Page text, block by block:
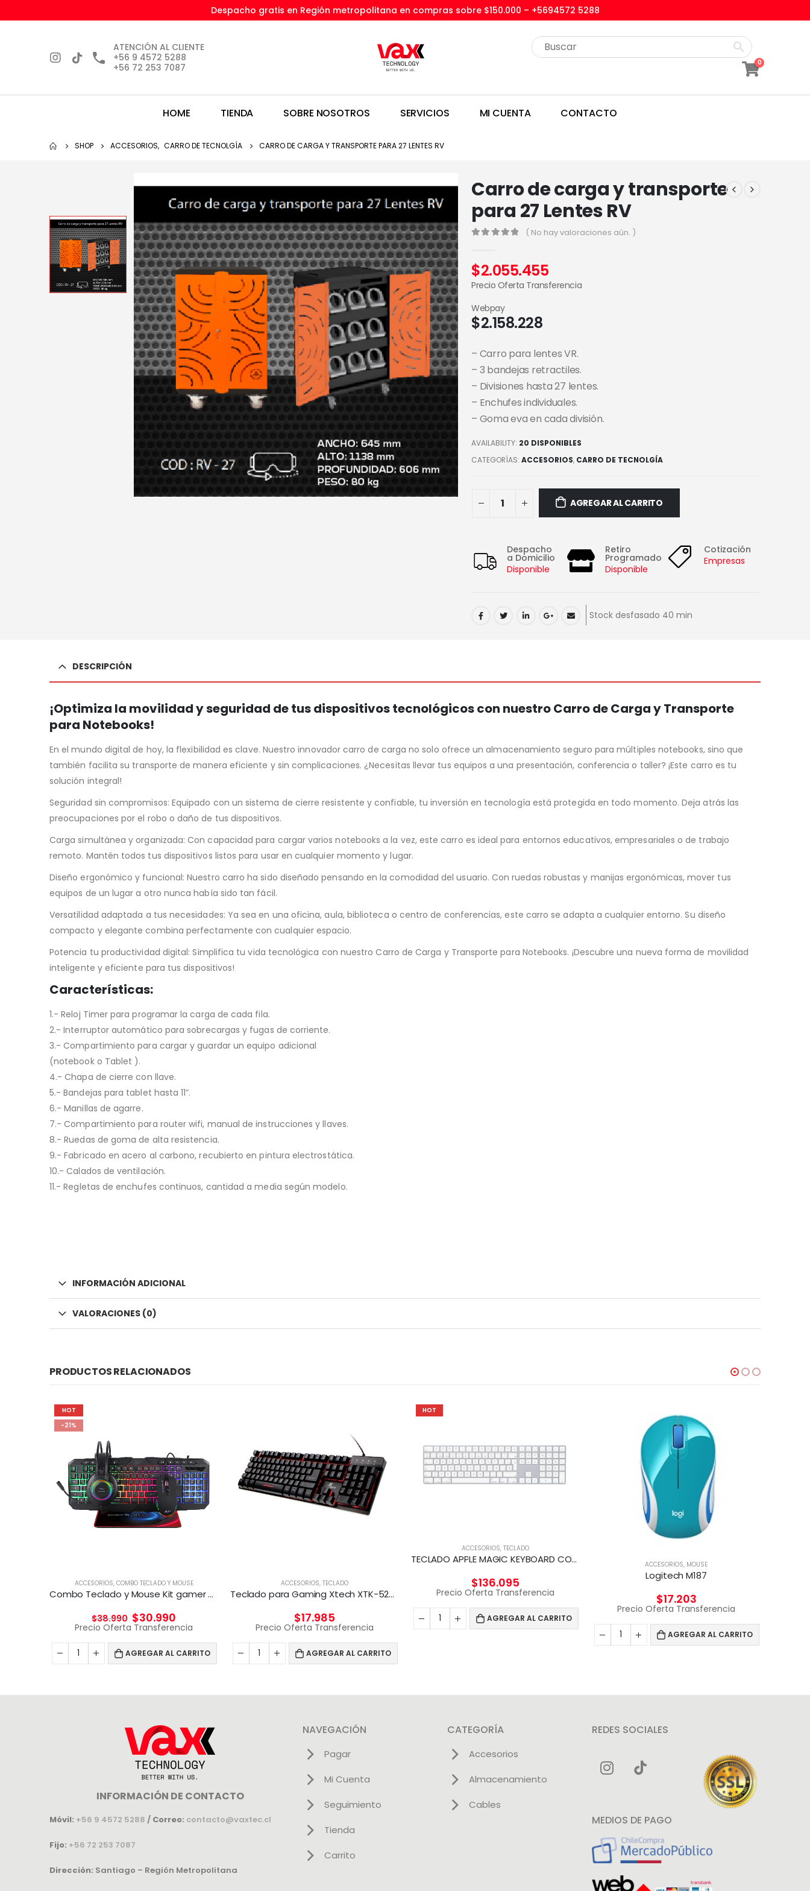
Despacho gratis en Región metropolitana en compras sobre $150.000 – +5694572 5288
ATENCIÓN AL CLIENTE
+56 9 4572 5288
+56 72 253 7087
0
HOME TIENDA SOBRE NOSOTROS SERVICIOS MI CUENTA CONTACTO
SHOP ACCESORIOS, CARRO DE TECNOLGÍA CARRO DE CARGA Y TRANSPORTE PARA 27 LENTES RV
Carro de carga y transporte
para 27 Lentes RV
( No hay valoraciones aún. )
$2.055.455
Precio Oferta Transferencia
$2.158.228
Webpay
– Carro para lentes VR.
– 3 bandejas retractiles.
– Divisiones hasta 27 lentes.
– Enchufes individuales.
– Goma eva en cada división.
AVAILABILITY: 20 DISPONIBLES
CATEGORÍAS: ACCESORIOS, CARRO DE TECNOLGÍA
AGREGAR AL CARRITO
Despacho
a Domicilio
Disponible
Retiro
Programado
Disponible
Cotización
Empresas
Stock desfasado 40 min
DESCRIPCIÓN
¡Optimiza la movilidad y seguridad de tus dispositivos tecnológicos con nuestro Carro de Carga y Transporte
para Notebooks!
En el mundo digital de hoy, la flexibilidad es clave. Nuestro innovador carro de carga no solo ofrece un almacenamiento seguro para múltiples notebooks, sino que
también facilita su transporte de manera eficiente y sin complicaciones. ¿Necesitas llevar tus equipos a una presentación, conferencia o taller? ¡Este carro es tu
solución integral!
Seguridad sin compromisos: Equipado con un sistema de cierre resistente y confiable, tu inversión en tecnología está protegida en todo momento. Deja atrás las
preocupaciones por el robo o daño de tus dispositivos.
Carga simultánea y organizada: Con capacidad para cargar varios notebooks a la vez, este carro es ideal para entornos educativos, empresariales o de trabajo
remoto. Mantén todos tus dispositivos listos para usar en cualquier momento y lugar.
Diseño ergonómico y funcional: Nuestro carro ha sido diseñado pensando en la comodidad del usuario. Con ruedas robustas y manijas ergonómicas, mover tus
equipos de un lugar a otro nunca había sido tan fácil.
Versatilidad adaptada a tus necesidades: Ya sea en una oficina, aula, biblioteca o centro de conferencias, este carro se adapta a cualquier entorno. Su diseño
compacto y elegante combina perfectamente con cualquier espacio.
Potencia tu productividad digital: Simplifica tu vida tecnológica con nuestro Carro de Carga y Transporte para Notebooks. ¡Descubre una nueva forma de movilidad
inteligente y eficiente para tus dispositivos!
Características:
1.- Reloj Timer para programar la carga de cada fila.
2.- Interruptor automático para sobrecargas y fugas de corriente.
3.- Compartimiento para cargar y guardar un equipo adicional
(notebook o Tablet ).
4.- Chapa de cierre con llave.
5.- Bandejas para tablet hasta 11”.
6.- Manillas de agarre.
7.- Compartimiento para router wifi, manual de instrucciones y llaves.
8.- Ruedas de goma de alta resistencia.
9.- Fabricado en acero al carbono, recubierto en pintura electrostática.
10.- Calados de ventilación.
11.- Regletas de enchufes continuos, cantidad a media según modelo.
INFORMACIÓN ADICIONAL
VALORACIONES (0)
PRODUCTOS RELACIONADOS
HOT
-21%
ACCESORIOS, COMBO TECLADO Y MOUSE
Combo Teclado y Mouse Kit gamer 4 en 1 Taranis Pro
$38.990 $30.990
Precio Oferta Transferencia
AGREGAR AL CARRITO
ACCESORIOS, TECLADO
Teclado para Gaming Xtech XTK-520S – Tri-color
$17.985
Precio Oferta Transferencia
AGREGAR AL CARRITO
HOT
ACCESORIOS, TECLADO
TECLADO APPLE MAGIC KEYBOARD CON TECLADO NUMERICO
$136.095
Precio Oferta Transferencia
AGREGAR AL CARRITO
ACCESORIOS, MOUSE
Logitech M187
$17.203
Precio Oferta Transferencia
AGREGAR AL CARRITO
INFORMACIÓN DE CONTACTO
Móvil: +56 9 4572 5288 / Correo: contacto@vaxtec.cl
Fijo: +56 72 253 7087
Dirección: Santiago – Región Metropolitana
NAVEGACIÓN
Pagar
Mi Cuenta
Seguimiento
Tienda
Carrito
CATEGORÍA
Accesorios
Almacenamiento
Cables
REDES SOCIALES
MEDIOS DE PAGO